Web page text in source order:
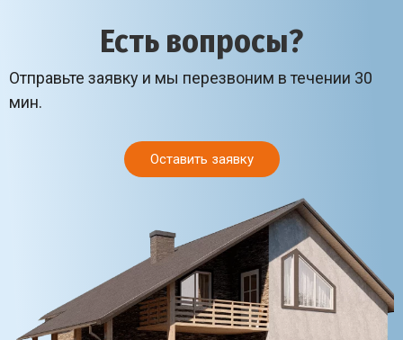
Есть вопросы?
Отправьте заявку и мы перезвоним в течении 30
мин.
Оставить заявку